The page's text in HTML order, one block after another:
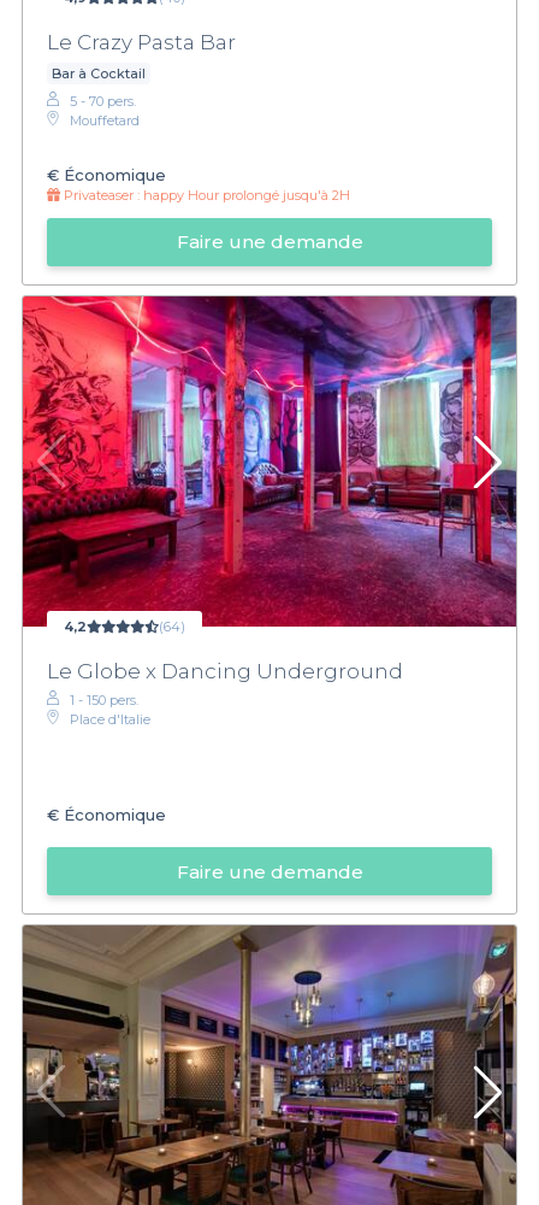
Le Crazy Pasta Bar
Bar à Cocktail
5 - 70 pers.
Mouffetard
€ Économique
Privateaser : happy Hour prolongé jusqu'à 2H
Faire une demande
4,2 (64)
Le Globe x Dancing Underground
1 - 150 pers.
Place d'Italie
€ Économique
Faire une demande